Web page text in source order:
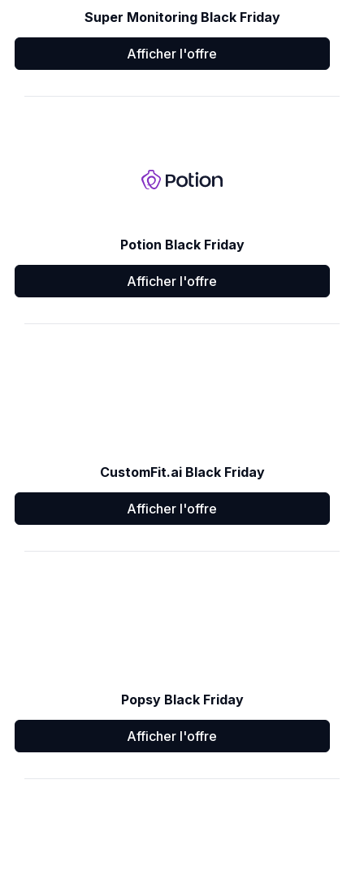
Super Monitoring Black Friday
Afficher l'offre
Potion Black Friday
Afficher l'offre
CustomFit.ai Black Friday
Afficher l'offre
Popsy Black Friday
Afficher l'offre